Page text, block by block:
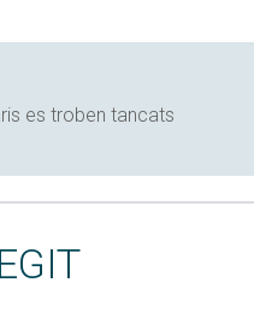
es troben tancats